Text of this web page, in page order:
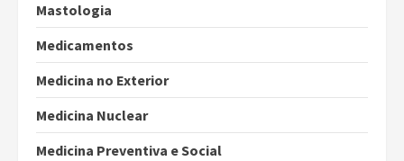
Mastologia
Medicamentos
Medicina no Exterior
Medicina Nuclear
Medicina Preventiva e Social